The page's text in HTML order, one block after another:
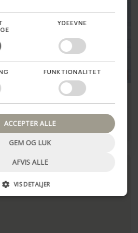
38% SUMMER SALE
Taske Ofelia – Big Walnut
999,00 kr 1.499,00 kr
YDEEVNE
FUNKTIONALITET
GEM OG LUK
ACCEPTER ALLE
AFVIS ALLE
VIS DETALJER
tak, luk pop up